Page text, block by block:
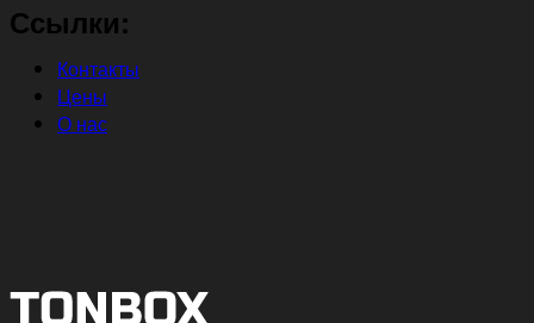
Ссылки:
Контакты
Цены
О нас